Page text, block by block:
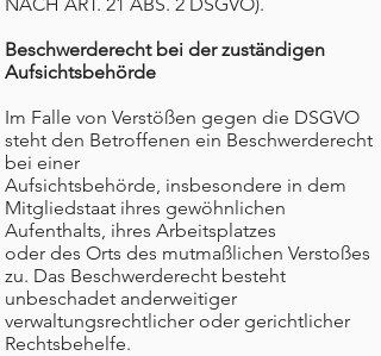
Beschwerderecht bei der zuständigen
Aufsichtsbehörde
Im Falle von Verstößen gegen die DSGVO
steht den Betroffenen ein Beschwerderecht
bei einer
Aufsichtsbehörde, insbesondere in dem
Mitgliedstaat ihres gewöhnlichen
Aufenthalts, ihres Arbeitsplatzes
oder des Orts des mutmaßlichen Verstoßes
zu. Das Beschwerderecht besteht
unbeschadet anderweitiger
verwaltungsrechtlicher oder gerichtlicher
Rechtsbehelfe.